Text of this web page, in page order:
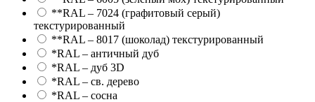
**RAL – 7024 (графитовый серый)
текстурированный
**RAL – 8017 (шоколад) текстурированный
*RAL – античный дуб
*RAL – дуб 3D
*RAL – св. дерево
*RAL – сосна